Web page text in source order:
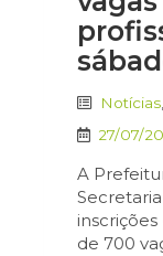
Notícias
27/07/
A
de 700